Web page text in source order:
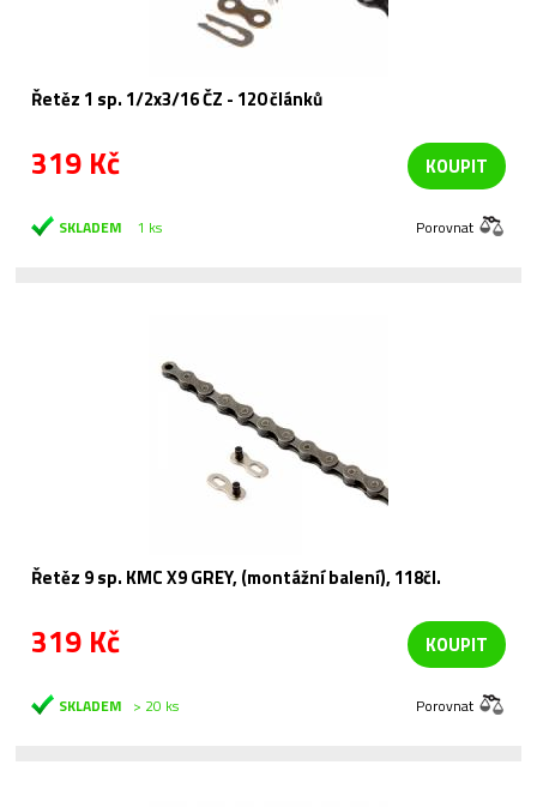
Řetěz 1 sp. 1/2x3/16 ČZ - 120 článků
319 Kč KOUPIT
SKLADEM 1 ks Porovnat
Řetěz 9 sp. KMC X9 GREY, (montážní balení), 118čl.
319 Kč KOUPIT
SKLADEM > 20 ks Porovnat